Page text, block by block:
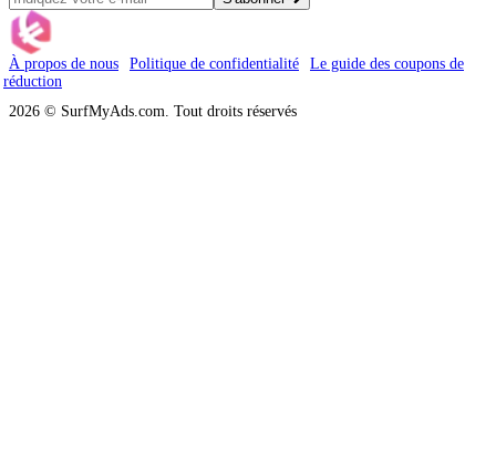
À propos de nous Politique de confidentialité
Le guide des coupons de
réduction
2026 © SurfMyAds.com. Tout droits réservés